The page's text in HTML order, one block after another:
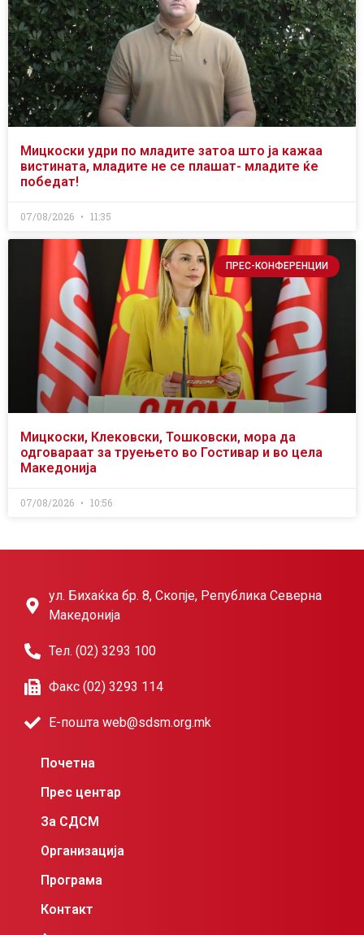
Мицкоски удри по младите затоа што ја кажаа
вистината, младите не се плашат- младите ќе
победат!
07/08/2026 11:35
ПРЕС-КОНФЕРЕНЦИИ
Мицкоски, Клековски, Тошковски, мора да
одговараат за труењето во Гостивар и во цела
Македонија
07/08/2026 10:56
ул. Бихаќка бр. 8, Скопје, Република Северна
Македонија
Тел. (02) 3293 100
Факс (02) 3293 114
Е-пошта web@sdsm.org.mk
Почетна
Прес центар
За СДСМ
Организација
Програма
Контакт